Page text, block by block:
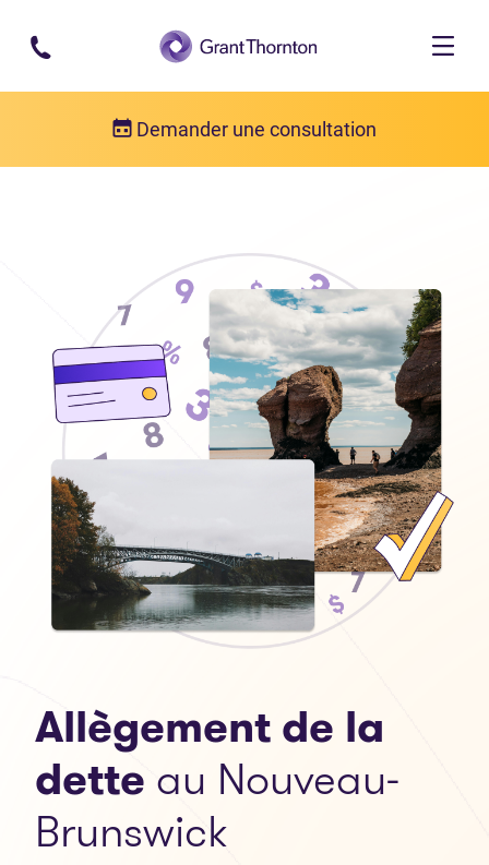
Passer au contenu principal
Demander une consultation
Allègement de la
dette au Nouveau-
Brunswick